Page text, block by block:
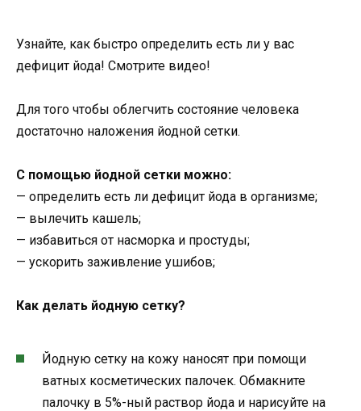
Узнайте, как быстро определить есть ли у вас
дефицит йода! Смотрите видео!
Для того чтобы облегчить состояние человека
достаточно наложения йодной сетки.
С помощью йодной сетки можно:
— определить есть ли дефицит йода в организме;
— вылечить кашель;
— избавиться от насморка и простуды;
— ускорить заживление ушибов;
Как делать йодную сетку?
Йодную сетку на кожу наносят при помощи
ватных косметических палочек. Обмакните
палочку в 5%-ный раствор йода и нарисуйте на